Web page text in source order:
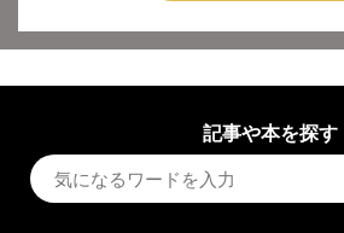
記事や本を探す